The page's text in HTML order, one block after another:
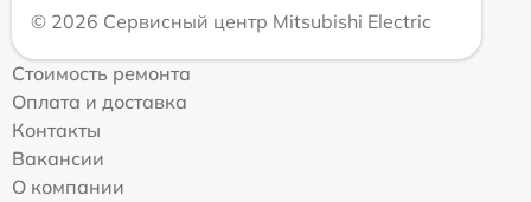
© 2026 Сервисный центр Mitsubishi Electric
Стоимость ремонта
Оплата и доставка
Контакты
Вакансии
О компании